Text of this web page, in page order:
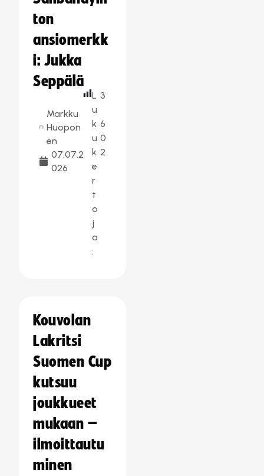
ton
ansiomerkk
i: Jukka
Seppälä
Markku
Huopon
en
07.07.2
026
L
u
k
u
k
e
r
t
o
j
a
:
3
6
0
2
Kouvolan
Lakritsi
Suomen Cup
kutsuu
joukkueet
mukaan –
ilmoittautu
minen